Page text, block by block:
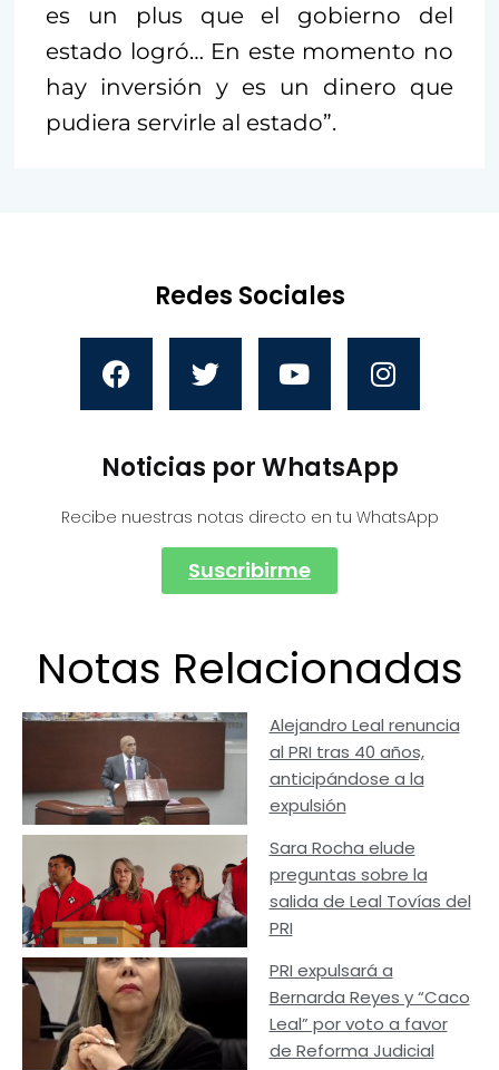
es un plus que el gobierno del
estado logró… En este momento no
hay inversión y es un dinero que
pudiera servirle al estado”.
Redes Sociales
Noticias por WhatsApp
Recibe nuestras notas directo en tu WhatsApp
Suscribirme
Notas Relacionadas
Alejandro Leal renuncia
al PRI tras 40 años,
anticipándose a la
expulsión
Sara Rocha elude
preguntas sobre la
salida de Leal Tovías del
PRI
PRI expulsará a
Bernarda Reyes y “Caco
Leal” por voto a favor
de Reforma Judicial